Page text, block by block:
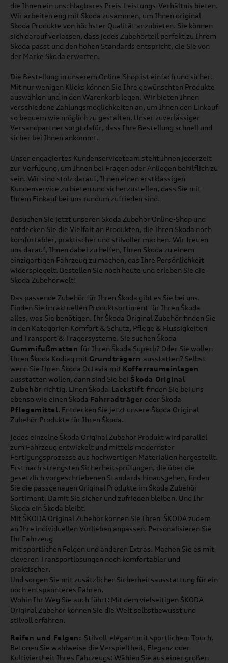
die Ihnen ein unschlagbares Preis-Leistungs-Verhältnis bieten.
Wir arbeiten eng mit Skoda zusammen, um Ihnen original
Skoda Produkte von höchster Qualität anzubieten. Sie können
sich darauf verlassen, dass jedes Zubehörteil perfekt zu Ihrem
Skoda passt und den hohen Standards entspricht, die Sie von
der Marke Skoda erwarten.
Die Bestellung in unserem Online-Shop ist einfach und sicher.
Mit nur wenigen Klicks können Sie Ihre gewünschten Produkte
auswählen und in den Warenkorb legen. Wir bieten Ihnen
verschiedene Zahlungsmöglichkeiten an, um Ihnen den Einkauf
so bequem wie möglich zu gestalten. Unser zuverlässiger
Versandpartner sorgt dafür, dass Ihre Bestellung schnell und
sicher bei Ihnen ankommt.
Unser engagiertes Kundenserviceteam steht Ihnen jederzeit
zur Verfügung, um Ihnen bei Fragen oder Anliegen behilflich zu
sein. Wir sind stolz darauf, Ihnen einen erstklassigen
Kundenservice zu bieten und sicherzustellen, dass Sie mit
Ihrem Einkauf bei uns rundum zufrieden sind.
Besuchen Sie jetzt unseren Skoda Zubehör Online-Shop und
entdecken Sie die Vielfalt an Produkten, die Ihren Skoda noch
komfortabler, praktischer und stilvoller machen. Wir freuen
uns darauf, Ihnen dabei zu helfen, Ihren Skoda zu einem
einzigartigen Fahrzeug zu machen, das Ihre Persönlichkeit
widerspiegelt. Bestellen Sie noch heute und erleben Sie die
Skoda Zubehörwelt!
Das passende Zubehör für Ihren Škoda gibt es Sie bei uns.
Finden Sie im aktuellen Produktsortiment für Ihren Škoda
alles, was Sie benötigen. Ihr Škoda Original Zubehör finden Sie
in den Kategorien Komfort & Schutz, Pflege & Flüssigkeiten
und Transport & Trägersysteme. Sie suchen Škoda
Gummifußmatten für Ihren Škoda Superb? Oder Sie wollen
Ihren Škoda Kodiaq mit Grundträgern ausstatten? Selbst
wenn Sie Ihren Škoda Octavia mit Kofferraumeinlagen
ausstatten wollen, dann sind Sie bei Škoda Original
Zubehör richtig. Einen Škoda Lackstift finden Sie bei uns
ebenso wie einen Škoda Fahrradträger oder Škoda
Pflegemittel. Entdecken Sie jetzt unsere Škoda Original
Zubehör Produkte für Ihren Škoda.
Jedes einzelne Škoda Original Zubehör Produkt wird parallel
zum Fahrzeug entwickelt und mittels modernster
Fertigungsprozesse aus hochwertigen Materialien hergestellt.
Erst nach strengsten Sicherheitsprüfungen, die über die
gesetzlich vorgeschriebenen Standards hinausgehen, finden
Sie die passgenauen Original Produkte im Škoda Zubehör
Sortiment. Damit Sie sicher und zufrieden bleiben. Und Ihr
Škoda ein Škoda bleibt.
Mit ŠKODA Original Zubehör können Sie Ihren ŠKODA zudem
an Ihre individuellen Vorlieben anpassen. Personalisieren Sie
Ihr Fahrzeug
mit sportlichen Felgen und anderen Extras. Machen Sie es mit
cleveren Transportlösungen noch komfortabler und
praktischer.
Und sorgen Sie mit zusätzlicher Sicherheitsausstattung für ein
noch entspannteres Fahren.
Wohin Ihr Weg Sie auch führt: Mit dem vielseitigen ŠKODA
Original Zubehör können Sie die Welt selbstbewusst und
stilvoll erfahren.
Reifen und Felgen: Stilvoll-elegant mit sportlichem Touch.
Betonen Sie wahlweise die Verspieltheit, Eleganz oder
Kultiviertheit Ihres Fahrzeugs: Wählen Sie aus einer großen